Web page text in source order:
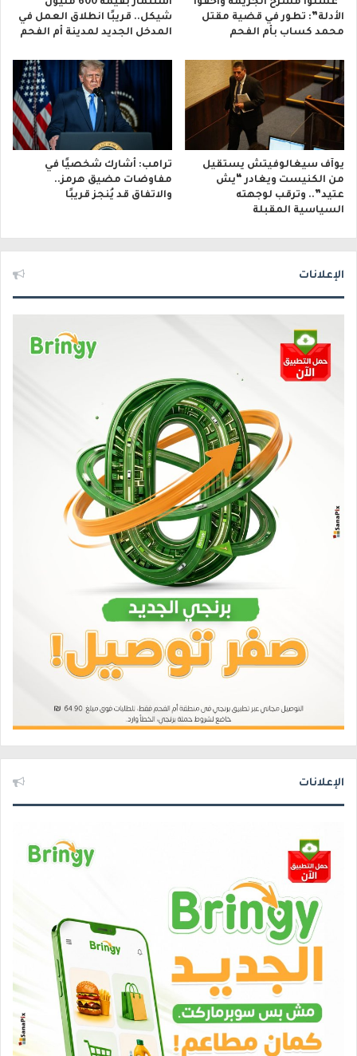
“غسلوا مسرح الجريمة وأخفوا
الأدلة”: تطور في قضية مقتل
محمد كساب بأم الفحم
استثمار بقيمة 600 مليون
شيكل.. قريبًا انطلاق العمل في
المدخل الجديد لمدينة أم الفحم
يوآف سيغالوفيتش يستقيل
من الكنيست ويغادر “يش
عتيد”.. وترقب لوجهته
السياسية المقبلة
ترامب: أشارك شخصيًا في
مفاوضات مضيق هرمز..
والاتفاق قد يُنجز قريبًا
الإعلانات
الإعلانات